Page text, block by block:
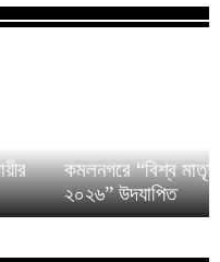
কমলনগরে “বিশ্ব
২০২৬” উদযাপিত